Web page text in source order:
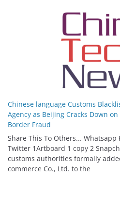
Chinese language Customs
Agency as Beijing Cracks Down
Border Fraud
Share This To Others... Whatsapp
Twitter 1Artboard 1 copy 2
customs authorities formally
commerce Co., Ltd. to the